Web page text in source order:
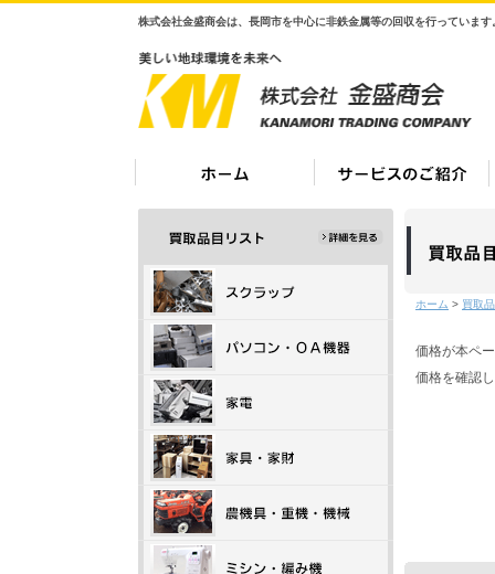
株式会社金盛商会は、長岡市を中心に非鉄金属等の回収を行っていま
ホーム > 買取
価格が本ペ
価格を確認